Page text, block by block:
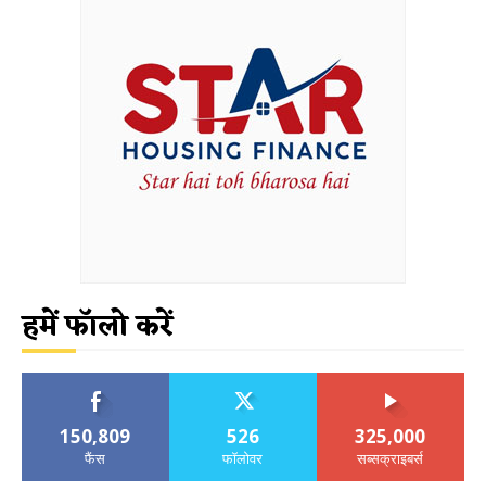
हमें फॉलो करें
150,809
फैंस
526
फॉलोवर
325,000
सब्सक्राइबर्स